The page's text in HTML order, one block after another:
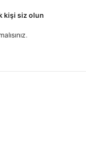
kişi siz olun
.